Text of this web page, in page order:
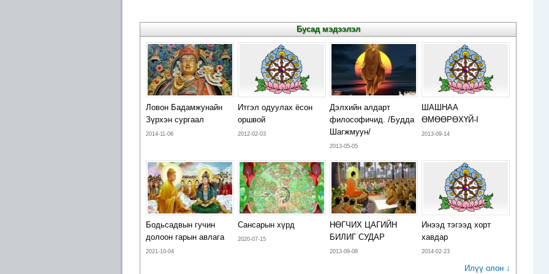
Бусад мэдээлэл
Ловон Бадамжунайн
Зүрхэн сургаал
2014-11-06
Итгэл одуулах ёсон
оршвой
2012-02-03
Дэлхийн алдарт
философичид. /Будда
Шагжмуун/
2013-05-05
ШАШНАА
ӨМӨӨРӨХҮЙ-I
2013-09-14
Бодьсадвын гучин
долоон гарын авлага
2021-10-04
Сансарын хүрд
2020-07-15
НӨГЧИХ ЦАГИЙН
БИЛИГ СУДАР
2013-09-08
Инээд тэгээд хорт
хавдар
2014-02-23
Илүү олон ↓